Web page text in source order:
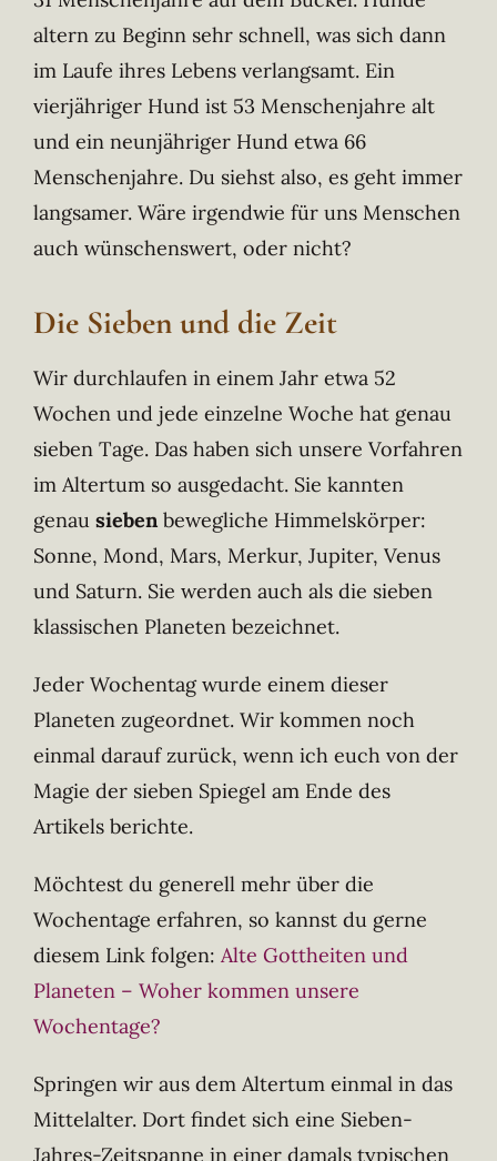
altern zu Beginn sehr schnell, was sich dann
im Laufe ihres Lebens verlangsamt. Ein
vierjähriger Hund ist 53 Menschenjahre alt
und ein neunjähriger Hund etwa 66
Menschenjahre. Du siehst also, es geht immer
langsamer. Wäre irgendwie für uns Menschen
auch wünschenswert, oder nicht?
Die Sieben und die Zeit
Wir durchlaufen in einem Jahr etwa 52
Wochen und jede einzelne Woche hat genau
sieben Tage. Das haben sich unsere Vorfahren
im Altertum so ausgedacht. Sie kannten
genau siebenbewegliche Himmelskörper:
Sonne, Mond, Mars, Merkur, Jupiter, Venus
und Saturn. Sie werden auch als die sieben
klassischen Planeten bezeichnet.
Jeder Wochentag wurde einem dieser
Planeten zugeordnet. Wir kommen noch
einmal darauf zurück, wenn ich euch von der
Magie der sieben Spiegel am Ende des
Artikels berichte.
Möchtest du generell mehr über die
Wochentage erfahren, so kannst du gerne
diesem Link folgen: Alte Gottheiten und
Planeten – Woher kommen unsere
Wochentage?
Springen wir aus dem Altertum einmal in das
Mittelalter. Dort findet sich eine Sieben-
Jahres-Zeitspanne in einer damals typischen